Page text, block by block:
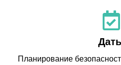
Планирование